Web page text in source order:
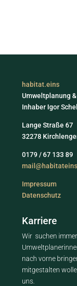
habitat.eins
Umweltplanung
Inhaber Igor
Lange Straße 67
32278
0179 / 67 133 89
Impressum
Datenschutz
Karriere
Wir suchen
nach vorne
mitgestalten
uns.